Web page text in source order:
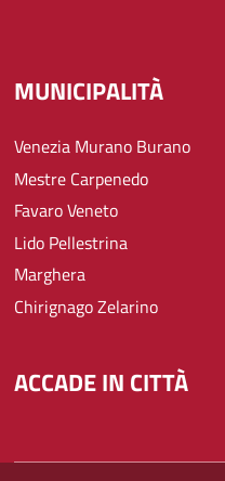
MUNICIPALITÀ
Venezia Murano Burano
Mestre Carpenedo
Favaro Veneto
Lido Pellestrina
Marghera
Chirignago Zelarino
ACCADE IN CITTÀ